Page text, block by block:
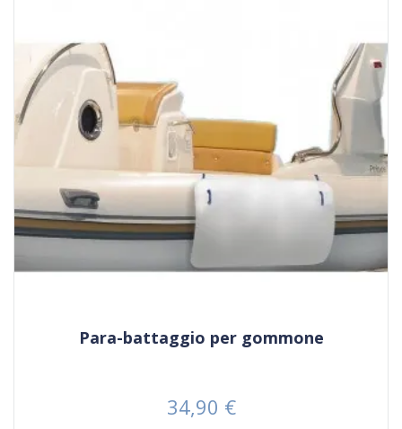
Para-battaggio per gommone
Prezzo
34,90 €